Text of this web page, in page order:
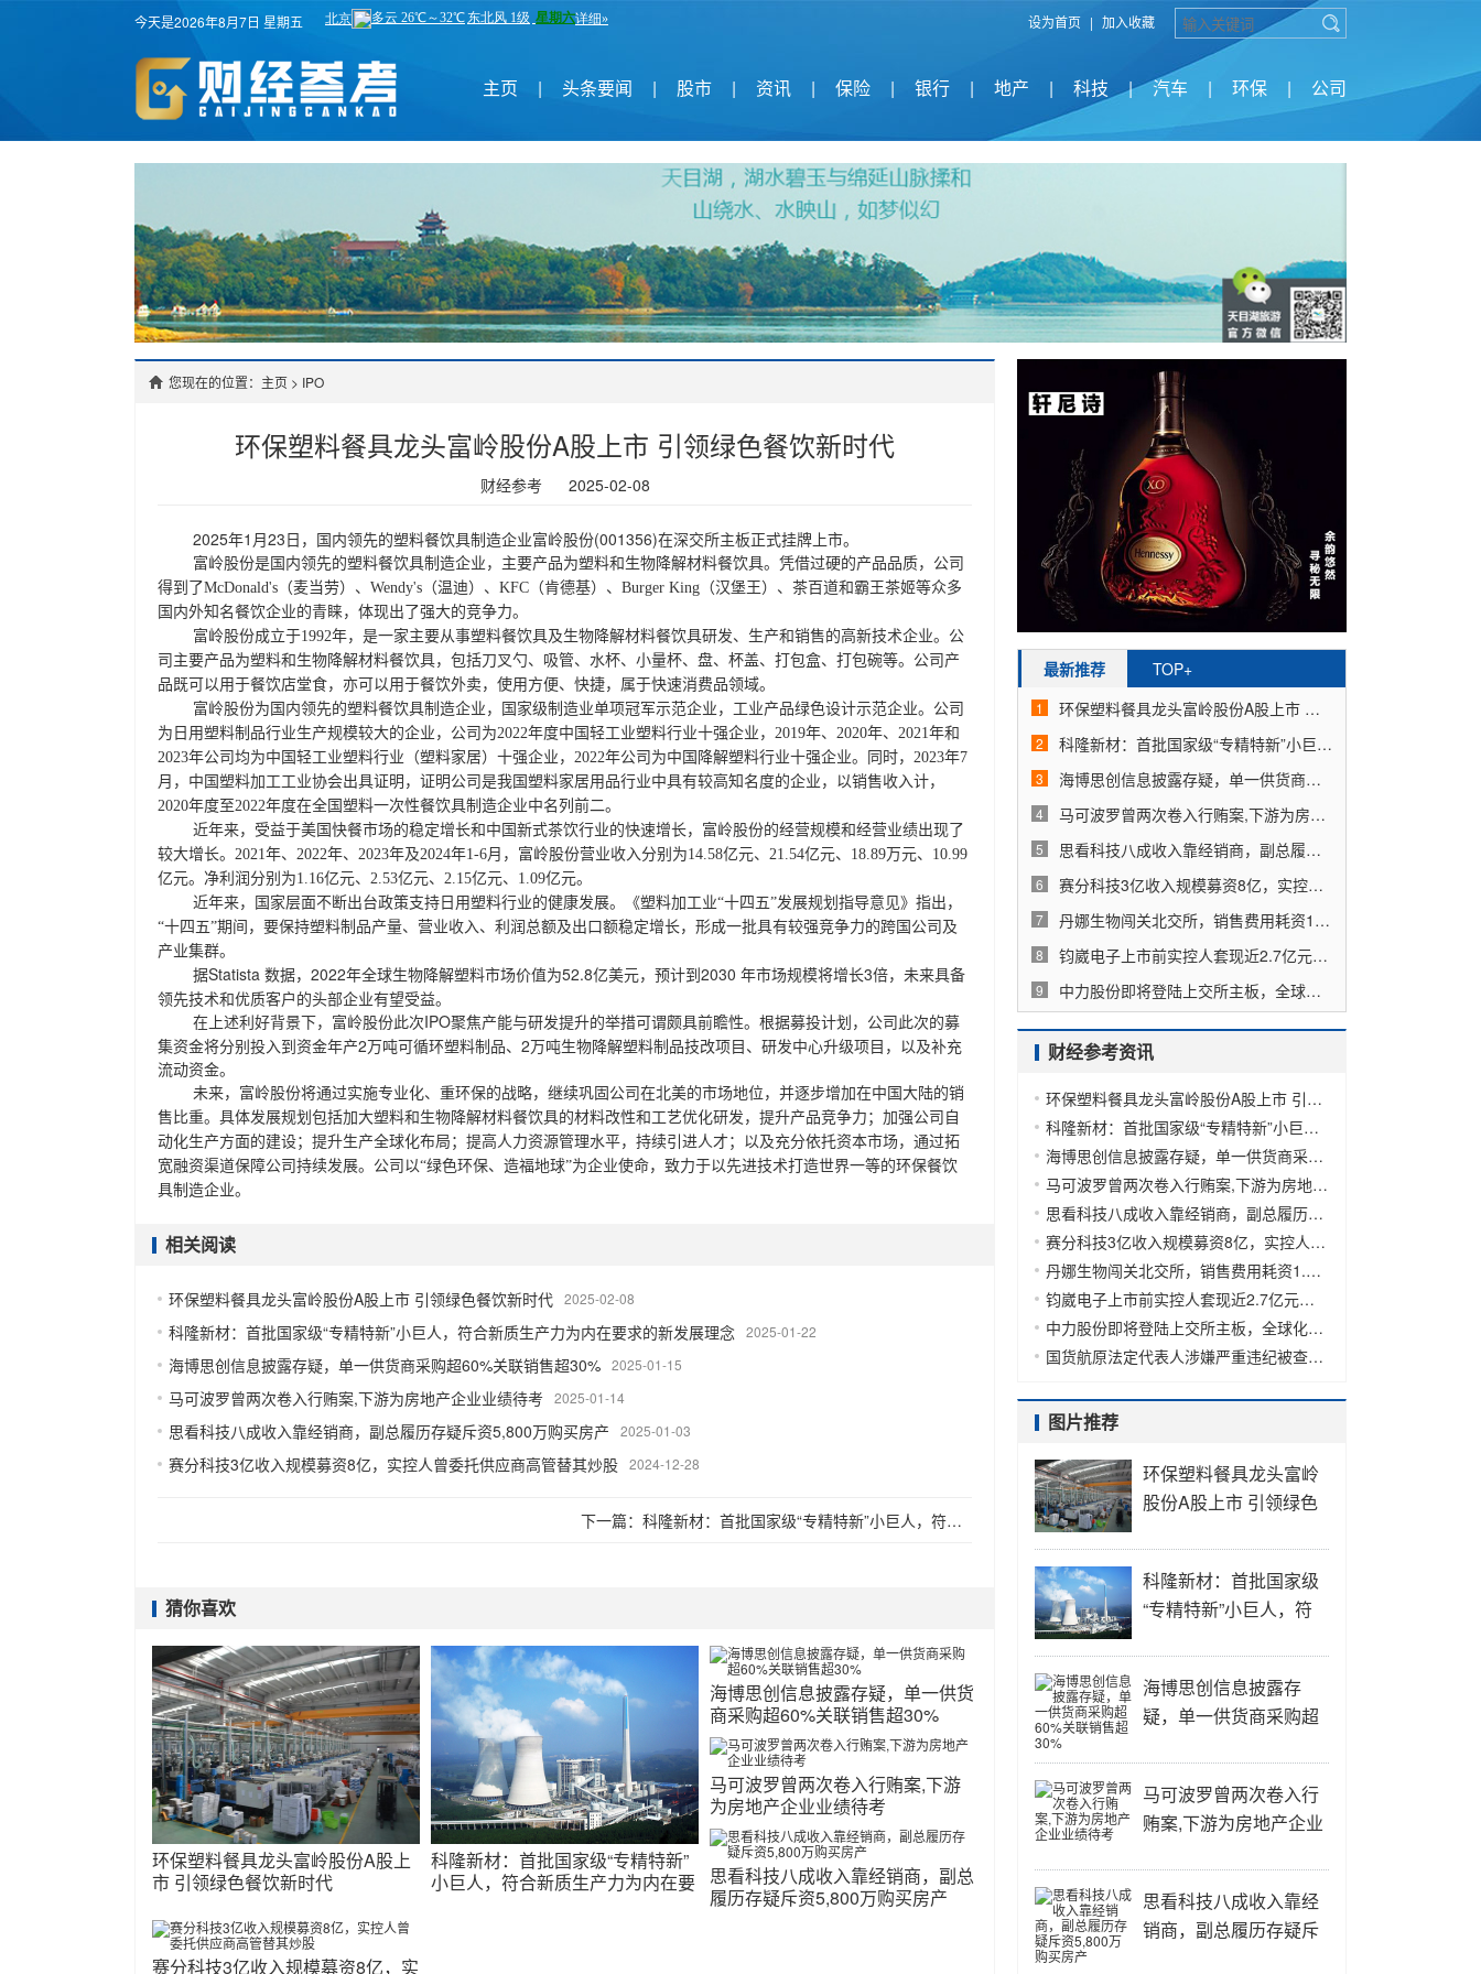
今天是2026年8月7日 星期五 设为首页 | 加入收藏
主页 | 头条要闻 | 股市 | 资讯 | 保险 | 银行 | 地产 | 科技 | 汽车 | 环保 | 公司
您现在的位置：主页 > IPO
环保塑料餐具龙头富岭股份A股上市 引领绿色餐饮新时代
财经参考 2025-02-08
2025年1月23日，国内领先的塑料餐饮具制造企业富岭股份(001356)在深交所主板正式挂牌上市。
富岭股份是国内领先的塑料餐饮具制造企业，主要产品为塑料和生物降解材料餐饮具。凭借过硬的产品品质，公司
得到了McDonald's（麦当劳）、Wendy's（温迪）、KFC（肯德基）、Burger King（汉堡王）、茶百道和霸王茶姬等众多
国内外知名餐饮企业的青睐，体现出了强大的竞争力。
富岭股份成立于1992年，是一家主要从事塑料餐饮具及生物降解材料餐饮具研发、生产和销售的高新技术企业。公
司主要产品为塑料和生物降解材料餐饮具，包括刀叉勺、吸管、水杯、小量杯、盘、杯盖、打包盒、打包碗等。公司产
品既可以用于餐饮店堂食，亦可以用于餐饮外卖，使用方便、快捷，属于快速消费品领域。
富岭股份为国内领先的塑料餐饮具制造企业，国家级制造业单项冠军示范企业，工业产品绿色设计示范企业。公司
为日用塑料制品行业生产规模较大的企业，公司为2022年度中国轻工业塑料行业十强企业，2019年、2020年、2021年和
2023年公司均为中国轻工业塑料行业（塑料家居）十强企业，2022年公司为中国降解塑料行业十强企业。同时，2023年7
月，中国塑料加工工业协会出具证明，证明公司是我国塑料家居用品行业中具有较高知名度的企业，以销售收入计，
2020年度至2022年度在全国塑料一次性餐饮具制造企业中名列前二。
近年来，受益于美国快餐市场的稳定增长和中国新式茶饮行业的快速增长，富岭股份的经营规模和经营业绩出现了
较大增长。 2021年、2022年、2023年及2024年1-6月，富岭股份营业收入分别为14.58亿元、21.54亿元、18.89万元、10.99
亿元。净利润分别为1.16亿元、2.53亿元、2.15亿元、1.09亿元。
近年来，国家层面不断出台政策支持日用塑料行业的健康发展。《塑料加工业“十四五”发展规划指导意见》指出，
“十四五”期间，要保持塑料制品产量、营业收入、利润总额及出口额稳定增长，形成一批具有较强竞争力的跨国公司及
产业集群。
据Statista 数据，2022年全球生物降解塑料市场价值为52.8亿美元，预计到2030 年市场规模将增长3倍，未来具备
领先技术和优质客户的头部企业有望受益。
在上述利好背景下，富岭股份此次IPO聚焦产能与研发提升的举措可谓颇具前瞻性。根据募投计划，公司此次的募
集资金将分别投入到资金年产2万吨可循环塑料制品、2万吨生物降解塑料制品技改项目、研发中心升级项目，以及补充
流动资金。
未来，富岭股份将通过实施专业化、重环保的战略，继续巩固公司在北美的市场地位，并逐步增加在中国大陆的销
售比重。具体发展规划包括加大塑料和生物降解材料餐饮具的材料改性和工艺优化研发，提升产品竞争力；加强公司自
动化生产方面的建设；提升生产全球化布局；提高人力资源管理水平，持续引进人才；以及充分依托资本市场，通过拓
宽融资渠道保障公司持续发展。公司以“绿色环保、造福地球”为企业使命，致力于以先进技术打造世界一等的环保餐饮
具制造企业。
相关阅读
环保塑料餐具龙头富岭股份A股上市 引领绿色餐饮新时代 2025-02-08
科隆新材：首批国家级“专精特新”小巨人，符合新质生产力为内在要求的新发展理念 2025-01-22
海博思创信息披露存疑，单一供货商采购超60%关联销售超30% 2025-01-15
马可波罗曾两次卷入行贿案,下游为房地产企业业绩待考 2025-01-14
思看科技八成收入靠经销商，副总履历存疑斥资5,800万购买房产 2025-01-03
赛分科技3亿收入规模募资8亿，实控人曾委托供应商高管替其炒股 2024-12-28
下一篇：科隆新材：首批国家级“专精特新”小巨人，符合新质生产力为内在要求的新发展理念
猜你喜欢
环保塑料餐具龙头富岭股份A股上
市 引领绿色餐饮新时代
科隆新材：首批国家级“专精特新”
小巨人，符合新质生产力为内在要
海博思创信息披露存疑，单一供货
商采购超60%关联销售超30%
马可波罗曾两次卷入行贿案,下游
为房地产企业业绩待考
思看科技八成收入靠经销商，副总
履历存疑斥资5,800万购买房产
赛分科技3亿收入规模募资8亿，实
最新推荐 TOP+
1 环保塑料餐具龙头富岭股份A股上市 引领绿色餐饮新时代
2 科隆新材：首批国家级“专精特新”小巨人，符合新质生产力为内在要求的新发展理念
3 海博思创信息披露存疑，单一供货商采购超60%关联销售超30%
4 马可波罗曾两次卷入行贿案,下游为房地产企业业绩待考
5 思看科技八成收入靠经销商，副总履历存疑斥资5,800万购买房产
6 赛分科技3亿收入规模募资8亿，实控人曾委托供应商高管替其炒股
7 丹娜生物闯关北交所，销售费用耗资1.5亿对经销商返利4,500万
8 钧崴电子上市前实控人套现近2.7亿元，募资额约总收入的2倍
9 中力股份即将登陆上交所主板，全球化布局优势明显
财经参考资讯
环保塑料餐具龙头富岭股份A股上市 引领绿色餐饮新时代
科隆新材：首批国家级“专精特新”小巨人，符合新质生产力为内在要求的新发展理念
海博思创信息披露存疑，单一供货商采购超60%关联销售超30%
马可波罗曾两次卷入行贿案,下游为房地产企业业绩待考
思看科技八成收入靠经销商，副总履历存疑斥资5,800万购买房产
赛分科技3亿收入规模募资8亿，实控人曾委托供应商高管替其炒股
丹娜生物闯关北交所，销售费用耗资1.5亿对经销商返利4,500万
钧崴电子上市前实控人套现近2.7亿元，募资额约总收入的2倍
中力股份即将登陆上交所主板，全球化布局优势明显
国货航原法定代表人涉嫌严重违纪被查，上市前巨额分红38.7亿
图片推荐
环保塑料餐具龙头富岭
股份A股上市 引领绿色
科隆新材：首批国家级
“专精特新”小巨人，符
海博思创信息披露存
疑，单一供货商采购超
马可波罗曾两次卷入行
贿案,下游为房地产企业
思看科技八成收入靠经
销商，副总履历存疑斥